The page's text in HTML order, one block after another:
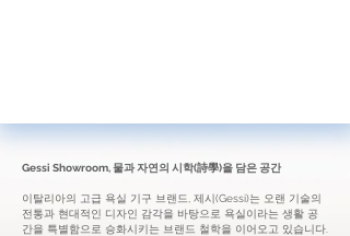
Gessi Showroom, 물과 자연의 시학(詩學)을 담은 공간
이탈리아의 고급 욕실 기구 브랜드, 제시(Gessi)는 오랜 기술의
전통과 현대적인 디자인 감각을 바탕으로 욕실이라는 생활 공
간을 특별함으로 승화시키는 브랜드 철학을 이어오고 있습니다.